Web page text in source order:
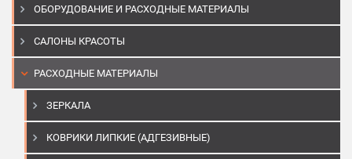
ОБОРУДОВАНИЕ И РАСХОДНЫЕ МАТЕРИАЛЫ
САЛОНЫ КРАСОТЫ
РАСХОДНЫЕ МАТЕРИАЛЫ
ЗЕРКАЛА
КОВРИКИ ЛИПКИЕ (АДГЕЗИВНЫЕ)